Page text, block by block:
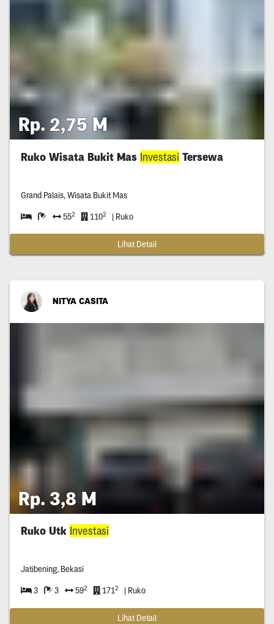
Rp. 2,75 M
Ruko Wisata Bukit Mas Investasi Tersewa
Grand Palais, Wisata Bukit Mas
552 1102 | Ruko
Lihat Detail
NITYA CASITA
Rp. 3,8 M
Ruko Utk Investasi
Jatibening, Bekasi
3 3 592 1712 | Ruko
Lihat Detail